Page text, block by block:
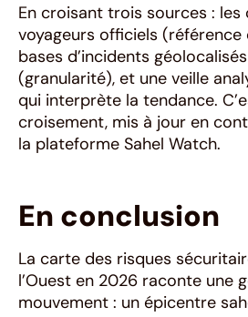
En croisant trois sources : les
voyageurs officiels (référence
bases d’incidents
(granularité), et une veille
qui interprète la tendance.
croisement, mis à jour en
la plateforme Sahel Watch.
En conclusion
La carte des risques
l’Ouest en 2026 raconte une
mouvement : un épicentre